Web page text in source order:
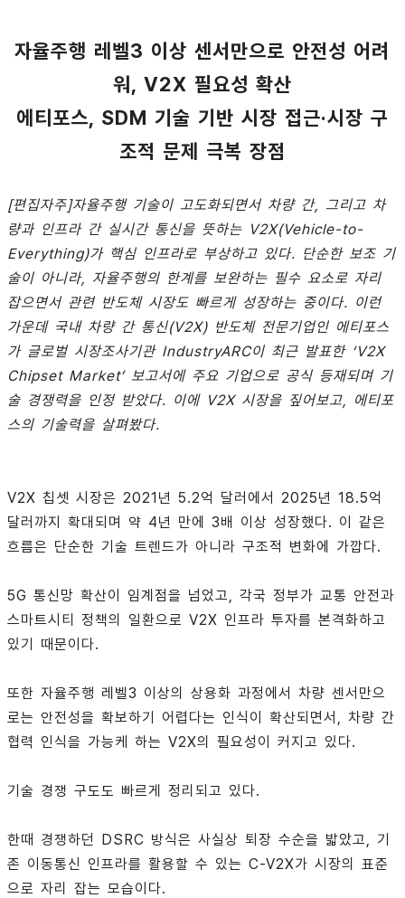
자율주행 레벨3 이상 센서만으로 안전성 어려
워, V2X 필요성 확산
에티포스, SDM 기술 기반 시장 접근·시장 구
조적 문제 극복 장점
[편집자주]자율주행 기술이 고도화되면서 차량 간, 그리고 차
량과 인프라 간 실시간 통신을 뜻하는 V2X(Vehicle-to-
Everything)가 핵심 인프라로 부상하고 있다. 단순한 보조 기
술이 아니라, 자율주행의 한계를 보완하는 필수 요소로 자리
잡으면서 관련 반도체 시장도 빠르게 성장하는 중이다. 이런
가운데 국내 차량 간 통신(V2X) 반도체 전문기업인 에티포스
가 글로벌 시장조사기관 IndustryARC이 최근 발표한 ‘V2X
Chipset Market’ 보고서에 주요 기업으로 공식 등재되며 기
술 경쟁력을 인정 받았다. 이에 V2X 시장을 짚어보고, 에티포
스의 기술력을 살펴봤다.
V2X 칩셋 시장은 2021년 5.2억 달러에서 2025년 18.5억
달러까지 확대되며 약 4년 만에 3배 이상 성장했다. 이 같은
흐름은 단순한 기술 트렌드가 아니라 구조적 변화에 가깝다.
5G 통신망 확산이 임계점을 넘었고, 각국 정부가 교통 안전과
스마트시티 정책의 일환으로 V2X 인프라 투자를 본격화하고
있기 때문이다.
또한 자율주행 레벨3 이상의 상용화 과정에서 차량 센서만으
로는 안전성을 확보하기 어렵다는 인식이 확산되면서, 차량 간
협력 인식을 가능케 하는 V2X의 필요성이 커지고 있다.
기술 경쟁 구도도 빠르게 정리되고 있다.
한때 경쟁하던 DSRC 방식은 사실상 퇴장 수순을 밟았고, 기
존 이동통신 인프라를 활용할 수 있는 C-V2X가 시장의 표준
으로 자리 잡는 모습이다.